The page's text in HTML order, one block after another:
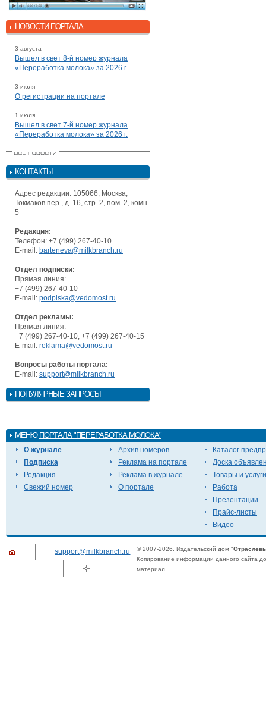
НОВОСТИ ПОРТАЛА
3 августа
Вышел в свет 8-й номер журнала
«Переработка молока» за 2026 г.
3 июля
О регистрации на портале
1 июля
Вышел в свет 7-й номер журнала
«Переработка молока» за 2026 г.
КОНТАКТЫ
Адрес редакции: 105066, Москва,
Токмаков пер., д. 16, стр. 2, пом. 2, комн.
5
Редакция:
Телефон: +7 (499) 267-40-10
E-mail: barteneva@milkbranch.ru
Отдел подписки:
Прямая линия:
+7 (499) 267-40-10
E-mail: podpiska@vedomost.ru
Отдел рекламы:
Прямая линия:
+7 (499) 267-40-10, +7 (499) 267-40-15
E-mail: reklama@vedomost.ru
Вопросы работы портала:
E-mail: support@milkbranch.ru
ПОПУЛЯРНЫЕ ЗАПРОСЫ
МЕНЮ ПОРТАЛА "ПЕРЕРАБОТКА МОЛОКА"
О журнале
Подписка
Редакция
Свежий номер
Архив номеров
Реклама на портале
Реклама в журнале
О портале
Каталог
Доска
Товары и услуги
Работа
Презентации
Прайс-листы
Видео
support@milkbranch.ru © 2007-2026. Издательский дом "
Копирование информации данного сайта
материал